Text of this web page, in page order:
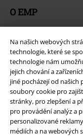
Na našich webových
technologie, které se
technologie nám
jejich chování a
jiné pocházejí od
soubory cookie pro
stránky, pro zlepšení a
pro provádění analýz a
personalizované
médiích a na webových
O EMP
Staňte